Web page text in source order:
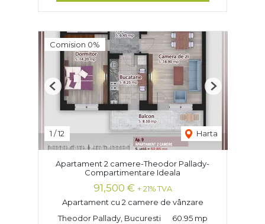
Comision 0%
1 /12 Harta
Previous Next
Apartament 2 camere-Theodor Pallady-
Compartimentare Ideala
91,500 € + 21% TVA
Apartament cu 2 camere de vânzare
Theodor Pallady, Bucuresti
60.95 mp